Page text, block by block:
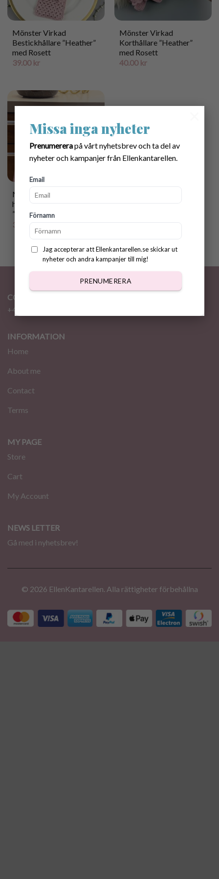
Missa inga nyheter
Prenumererapå vårt nyhetsbrev och ta del av
nyheter och kampanjer från Ellenkantarellen.
Email
Förnamn
Jag accepterar att Ellenkantarellen.se skickar ut
nyheter och andra kampanjer till mig!
PRENUMERERA
Mönster Virkad
Bestickhållare ”Heather”
med Rosett
39.00 kr
Mönster Virkad
Korthållare ”Heather”
med Rosett
40.00 kr
Mönster Virkad
handdukshållare
”Heather”
39.00kr
CONTACT
+46 72 310 46 48
INFORMATION
Home
About me
Contact
Terms
MY PAGE
Store
Cart
My Account
NEWS LETTER
Gå med i nyhetsbrev!
© 2026 EllenKantarellen. Alla rättigheter förbehållna